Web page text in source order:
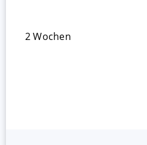
2 Wochen